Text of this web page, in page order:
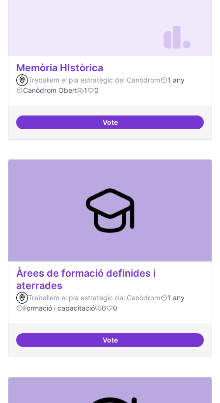
Memòria HIstòrica
Treballem el pla estratègic del Canòdrom
1 any
Canòdrom Obert
1 0
VoteMemòria HIstòrica
Àrees de formació definides i
aterrades
Treballem el pla estratègic del Canòdrom
1 any
Formació i capacitació
0 0
VoteÀrees de formació definides i